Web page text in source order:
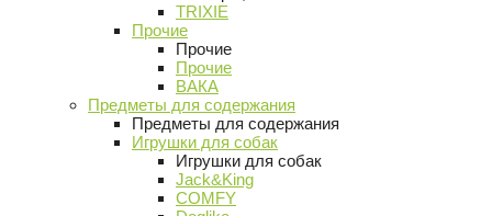
TRIXIE
Прочие
Прочие
Прочие
ВАКА
Предметы для содержания
Предметы для содержания
Игрушки для собак
Игрушки для собак
Jack&King
COMFY